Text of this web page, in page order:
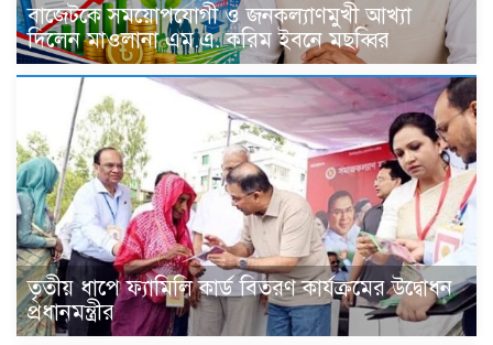
বাজেটকে সময়োপযোগী ও জনকল্যাণমুখী আখ্যা
দিলেন মাওলানা এম.এ. করিম ইবনে মছব্বির
তৃতীয় ধাপে ফ্যামিলি কার্ড বিতরণ কার্যক্রমের উদ্বোধন
প্রধানমন্ত্রীর